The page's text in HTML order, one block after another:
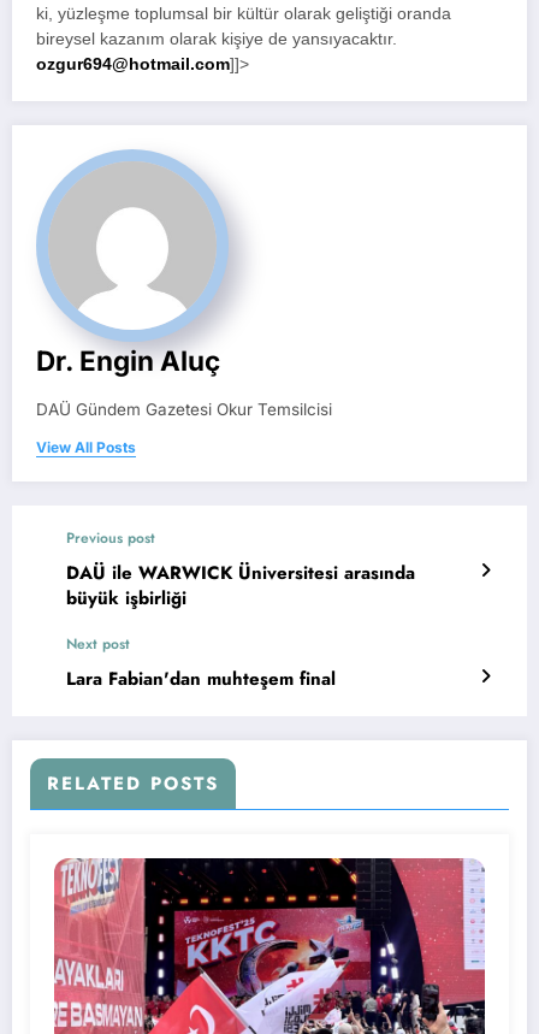
ki, yüzleşme toplumsal bir kültür olarak geliştiği oranda
bireysel kazanım olarak kişiye de yansıyacaktır.
ozgur694@hotmail.com]]>
Dr. Engin Aluç
DAÜ Gündem Gazetesi Okur Temsilcisi
View All Posts
Previous post
DAÜ ile WARWICK Üniversitesi arasında
büyük işbirliği
Next post
Lara Fabian'dan muhteşem final
RELATED POSTS